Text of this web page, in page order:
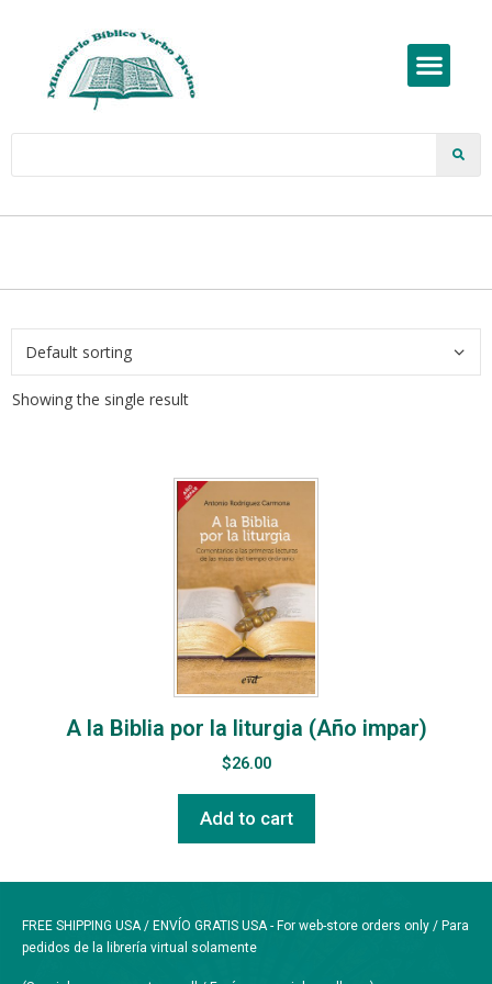
Showing the single result
A la Biblia por la liturgia (Año impar)
$26.00
Add to cart
FREE SHIPPING USA / ENVÍO GRATIS USA - For web-store orders only / Para
pedidos de la librería virtual solamente